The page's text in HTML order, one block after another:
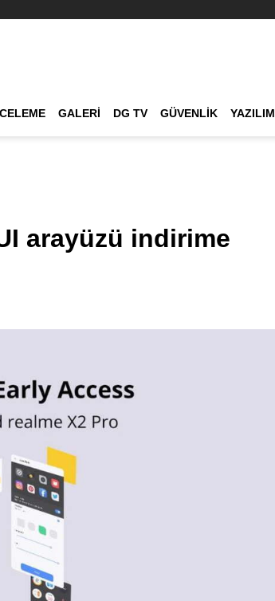
GALERI DG TV GÜVENLIK YAZILIM
arayüzü indirime